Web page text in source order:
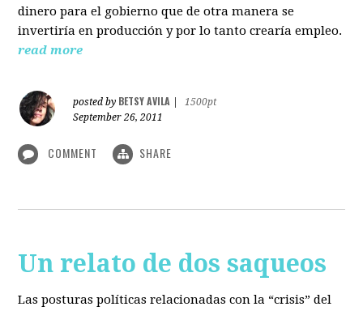
dinero para el gobierno que de otra manera se
invertiría en producción y por lo tanto crearía empleo.
read more
posted by BETSY AVILA
1500pt
September 26, 2011
COMMENT SHARE
Un relato de dos saqueos
Las posturas políticas relacionadas con la “crisis” del